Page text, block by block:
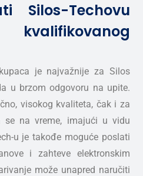
Silos-Techovu
je najvažnije za Silos
u brzom odgovoru na upite.
visokog kvaliteta, čak i za
se na vreme, imajući u vidu
u je takođe moguće poslati
i zahteve elektronskim
može unapred naručiti